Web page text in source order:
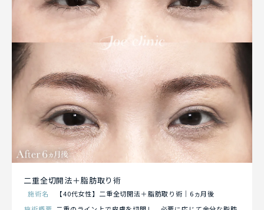
二重全切開法＋脂肪取り術
施術名
【40代女性】二重全切開法＋脂肪取り術｜6ヵ月後